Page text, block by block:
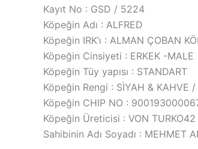
Kayıt No : GSD / 5224
Köpeğin Adı : ALFRED
Köpeğin IRK’ı : ALMAN ÇOBAN
Köpeğin Cinsiyeti : ERKEK -MALE
Köpeğin Tüy yapısı : STANDART
Köpeğin Rengi : SİYAH & KAHVE /
Köpeğin CHIP NO :
Köpeğin Üreticisi : VON TURKO42
Sahibinin Adı Soyadı : MEHMET